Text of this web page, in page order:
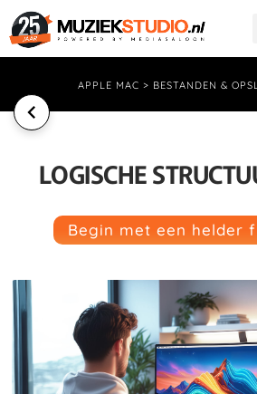
APPLE MAC > BESTANDEN &
LOGISCHE
Begin met een helder